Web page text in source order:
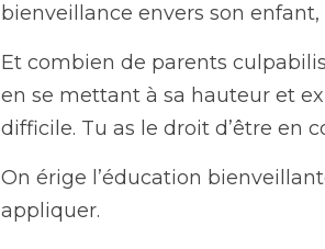
bienveillance envers son
Et combien de parents
en se mettant à sa hauteur et
difficile. Tu as le droit d’être en
On érige l’éducation
appliquer.